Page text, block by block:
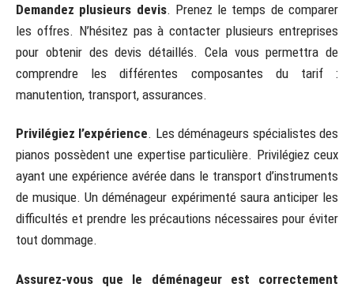
Demandez plusieurs devis. Prenez le temps de comparer
les offres. N’hésitez pas à contacter plusieurs entreprises
pour obtenir des devis détaillés. Cela vous permettra de
comprendre les différentes composantes du tarif :
manutention, transport, assurances.
Privilégiez l’expérience. Les déménageurs spécialistes des
pianos possèdent une expertise particulière. Privilégiez ceux
ayant une expérience avérée dans le transport d’instruments
de musique. Un déménageur expérimenté saura anticiper les
difficultés et prendre les précautions nécessaires pour éviter
tout dommage.
Assurez-vous que le déménageur est correctement